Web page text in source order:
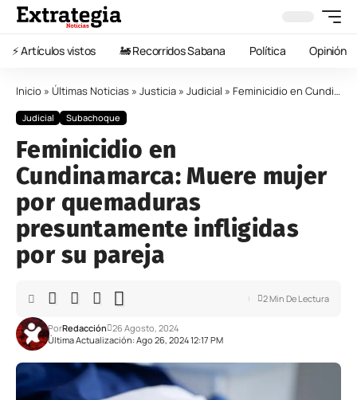
⚡️ Artículos vistos 🚂 Recorridos Sabana Política Opinión
Inicio » Últimas Noticias » Justicia » Judicial » Feminicidio en Cundinamarca: Muere mujer por quemaduras presuntamente infligidas por su pareja
Judicial Subachoque
Feminicidio en
Cundinamarca: Muere mujer
por quemaduras
presuntamente infligidas
por su pareja
Última Actualización: Ago 26, 2024 12:17 PM
PorRedacción 26 Agosto, 2024
2 Min De Lectura